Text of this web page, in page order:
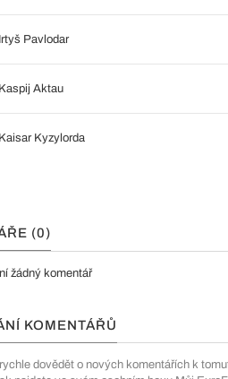
Irtyš Pavlodar
Kaspij Aktau
Kaisar Kyzylorda
(0)
žádný komentář
KOMENTÁŘŮ
dovědět o nových komentářích k